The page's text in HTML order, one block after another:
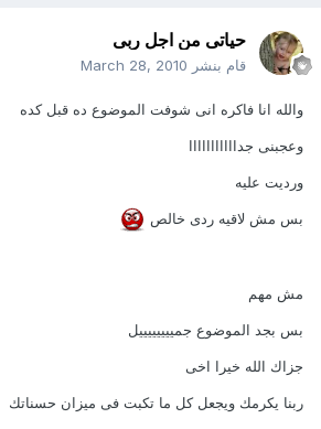
حياتى من اجل ربى
قام بنشر March 28, 2010
والله انا فاكره انى شوفت الموضوع ده قبل كده
وعجبنى جدااااااااااا
ورديت عليه
بس مش لاقيه ردى خالص
مش مهم
بس بجد الموضوع جمييييييييل
جزاك الله خيرا اخى
ربنا يكرمك ويجعل كل ما تكبت فى ميزان حسناتك